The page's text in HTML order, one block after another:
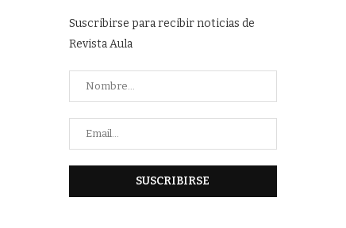
Suscribirse para recibir noticias de
Revista Aula